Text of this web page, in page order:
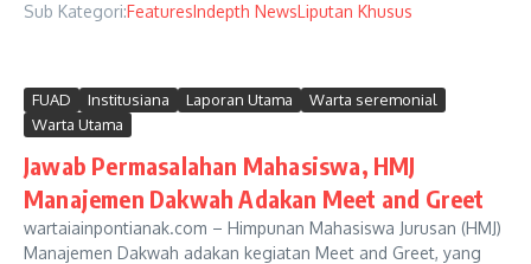
Sub Kategori:FeaturesIndepth NewsLiputan Khusus
FUAD Institusiana Laporan Utama
Warta seremonial
Warta Utama
Jawab Permasalahan Mahasiswa, HMJ
Manajemen Dakwah Adakan Meet and Greet
wartaiainpontianak.com – Himpunan Mahasiswa Jurusan (HMJ)
Manajemen Dakwah adakan kegiatan Meet and Greet, yang